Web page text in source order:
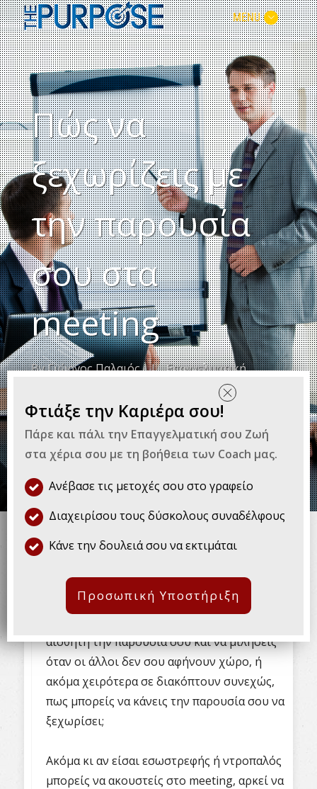
MENU
Πώς να
ξεχωρίζεις με
την παρουσία
σου στα
meeting
ByΓιώργος Παλαιός |
Επαγγελματική
καριέρα σου να έχεις καλή
παρουσία και συνεισφορά στα
meeting της δουλειάς σου.
αισθητή την παρουσία σου και να μιλήσεις
όταν οι άλλοι δεν σου αφήνουν χώρο, ή
ακόμα χειρότερα σε διακόπτουν συνεχώς,
πως μπορείς να κάνεις την παρουσία σου να
ξεχωρίσει;
Ακόμα κι αν είσαι εσωστρεφής ή ντροπαλός
μπορείς να ακουστείς στο meeting, αρκεί να
Φτιάξε την Καριέρα σου!
Πάρε και πάλι την Επαγγελματική σου Ζωή
στα χέρια σου με τη βοήθεια των Coach μας.
Ανέβασε τις μετοχές σου στο γραφείο
Διαχειρίσου τους δύσκολους συναδέλφους
Κάνε την δουλειά σου να εκτιμάται
Προσωπική Υποστήριξη